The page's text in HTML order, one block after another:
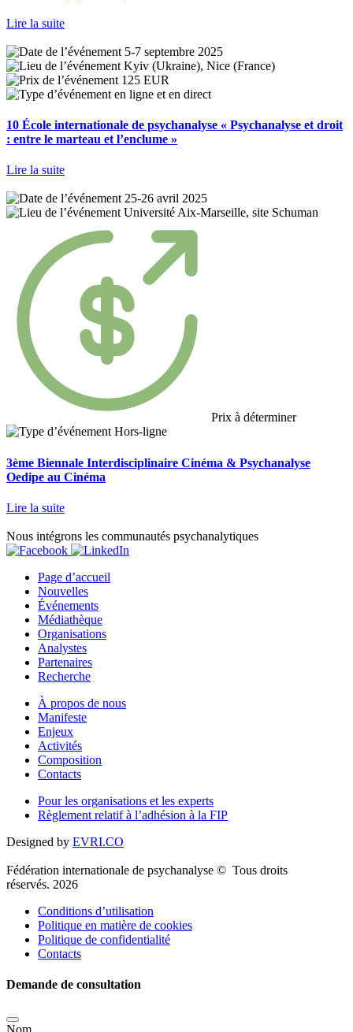
Lire la suite
5-7 septembre 2025
Kyiv (Ukraine), Nice (France)
125 EUR
en ligne et en direct
10 École internationale de psychanalyse « Psychanalyse et droit
: entre le marteau et l’enclume »
Lire la suite
25-26 avril 2025
Université Aix-Marseille, site Schuman
Prix à déterminer
Hors-ligne
3ème Biennale Interdisciplinaire Cinéma & Psychanalyse
Oedipe au Cinéma
Lire la suite
Nous intégrons les communautés psychanalytiques
Page d’accueil
Nouvelles
Événements
Médiathèque
Organisations
Analystes
Partenaires
Recherche
À propos de nous
Manifeste
Enjeux
Activités
Composition
Contacts
Pour les organisations et les experts
Règlement relatif à l’adhésion à la FIP
Designed by EVRI.CO
Fédération internationale de psychanalyse © Tous droits
réservés. 2026
Conditions d’utilisation
Politique en matière de cookies
Politique de confidentialité
Contacts
Demande de consultation